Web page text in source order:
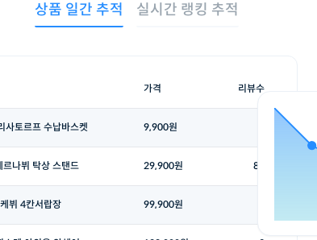
상품 일간 추적 실시간 랭킹 추적
가격 리뷰수
사토르프 수납바스켓 9,900원
나뷔 탁상 스탠드 29,900원 85
뷔 4칸서랍장 99,900원